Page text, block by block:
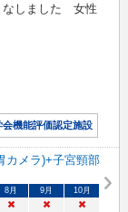
なしました 女性
会機能評価認定施設
カメラ)+子宮頸部
8 月 9 月 10月
× × ×